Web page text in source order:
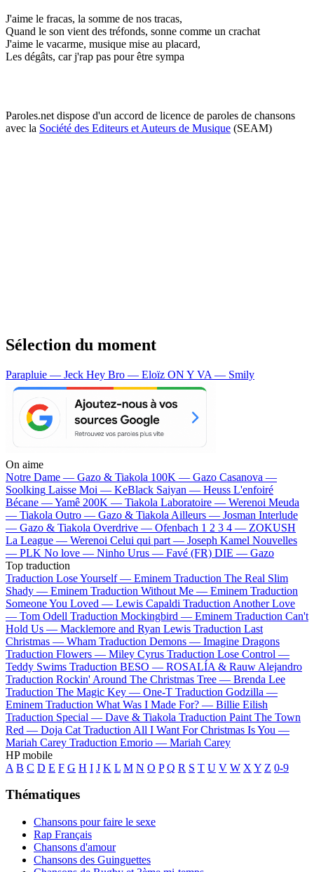
J'aime le fracas, la somme de nos tracas,
Quand le son vient des tréfonds, sonne comme un crachat
J'aime le vacarme, musique mise au placard,
Les dégâts, car j'rap pas pour être sympa
Paroles.net dispose d'un accord de licence de paroles de chansons
avec la Société des Editeurs et Auteurs de Musique (SEAM)
Sélection du moment
Parapluie — Jeck Hey Bro — Eloïz ON Y VA — Smily
On aime
Notre Dame — Gazo & Tiakola 100K — Gazo Casanova —
Soolking Laisse Moi — KeBlack Saiyan — Heuss L'enfoiré
Bécane —Yamê 200K — Tiakola Laboratoire — Werenoi Meuda
— Tiakola Outro — Gazo & Tiakola Ailleurs — Josman Interlude
— Gazo & Tiakola Overdrive — Ofenbach 1 2 3 4 — ZOKUSH
La League — Werenoi Celui qui part — Joseph Kamel Nouvelles
— PLK No love — Ninho Urus — Favé (FR) DIE — Gazo
Top traduction
Traduction Lose Yourself — Eminem Traduction The Real Slim
Shady — Eminem Traduction Without Me — Eminem Traduction
Someone You Loved — Lewis Capaldi Traduction Another Love
— Tom Odell Traduction Mockingbird — Eminem Traduction Can't
Hold Us — Macklemore and Ryan Lewis Traduction Last
Christmas — Wham Traduction Demons — Imagine Dragons
Traduction Flowers — Miley Cyrus Traduction Lose Control —
Teddy Swims Traduction BESO — ROSALÍA & Rauw Alejandro
Traduction Rockin' Around The Christmas Tree — Brenda Lee
Traduction The Magic Key — One-T Traduction Godzilla —
Eminem Traduction What Was I Made For? — Billie Eilish
Traduction Special — Dave & Tiakola Traduction Paint The Town
Red — Doja Cat Traduction All I Want For Christmas Is You —
Mariah Carey Traduction Emorio — Mariah Carey
HP mobile
A B C D E F G H I J K L M N O P Q R S T U V W X Y Z 0-9
Thématiques
Chansons pour faire le sexe
Rap Français
Chansons d'amour
Chansons des Guinguettes